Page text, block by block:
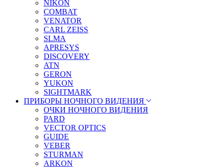
NIKON
COMBAT
VENATOR
CARL ZEISS
SLMA
APRESYS
DISCOVERY
ATN
GERON
YUKON
SIGHTMARK
ПРИБОРЫ НОЧНОГО ВИДЕНИЯ
ОЧКИ НОЧНОГО ВИДЕНИЯ
PARD
VECTOR OPTICS
GUIDE
VEBER
STURMAN
ARKON